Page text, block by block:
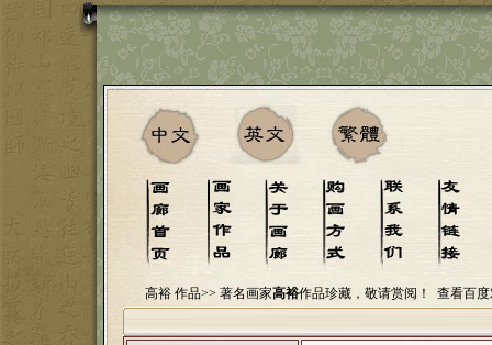
高裕 作品>> 著名画家高裕作品珍藏，敬请赏阅！ 查看百度